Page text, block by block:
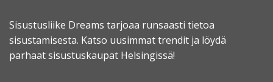
Sisustusliike Dreams tarjoaa runsaasti tietoa
sisustamisesta. Katso uusimmat trendit ja löydä
parhaat sisustuskaupat Helsingissä!